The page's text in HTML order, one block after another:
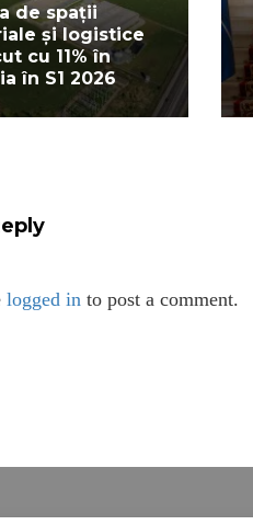
de spații
și logistice
cu 11% în
în S1 2026
logged in to post a comment.